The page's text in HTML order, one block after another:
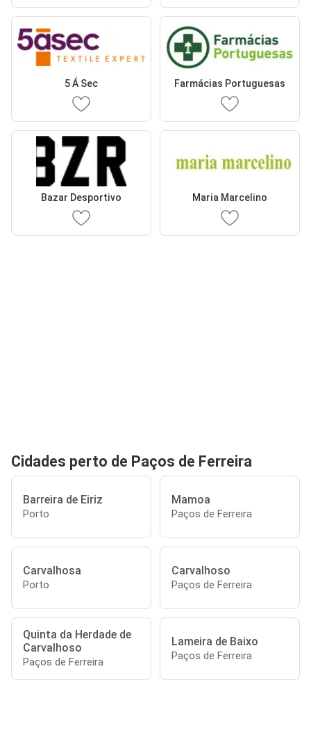
5 Á Sec Farmácias Portuguesas
Bazar Desportivo Maria Marcelino
Cidades perto de Paços de Ferreira
Barreira de Eiriz
Porto
Mamoa
Paços de Ferreira
Carvalhosa
Porto
Carvalhoso
Paços de Ferreira
Quinta da Herdade de
Carvalhoso
Paços de Ferreira
Lameira de Baixo
Paços de Ferreira